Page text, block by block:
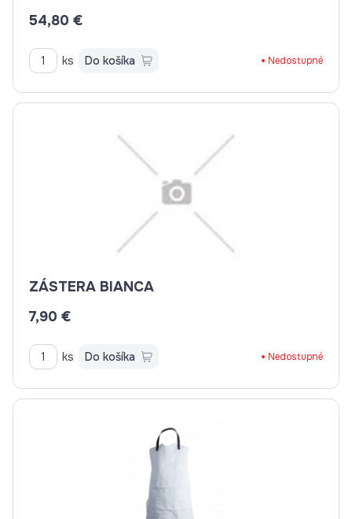
54,80 €
ks Do košíka Nedostupné
ZÁSTERA BIANCA
7,90 €
ks Do košíka Nedostupné